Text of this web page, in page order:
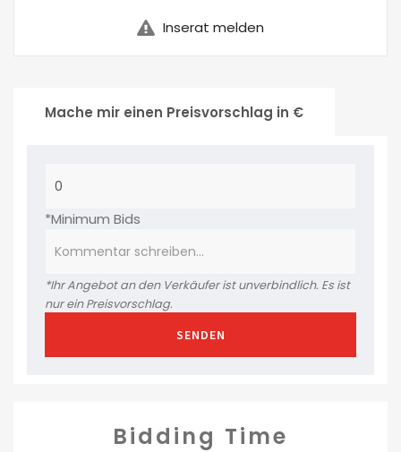
Inserat melden
Mache mir einen Preisvorschlag in €
*Minimum Bids
*Ihr Angebot an den Verkäufer ist unverbindlich. Es ist
nur ein Preisvorschlag.
SENDEN
Bidding Time